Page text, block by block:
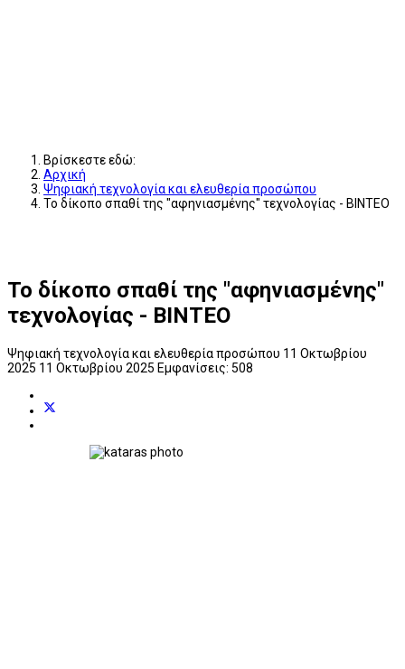
Βρίσκεστε εδώ:
Αρχική
Ψηφιακή τεχνολογία και ελευθερία προσώπου
To δίκοπο σπαθί της "αφηνιασμένης" τεχνολογίας - ΒΙΝΤΕΟ
To δίκοπο σπαθί της "αφηνιασμένης"
τεχνολογίας - ΒΙΝΤΕΟ
Ψηφιακή τεχνολογία και ελευθερία προσώπου 11 Οκτωβρίου
2025 11 Οκτωβρίου 2025 Εμφανίσεις: 508